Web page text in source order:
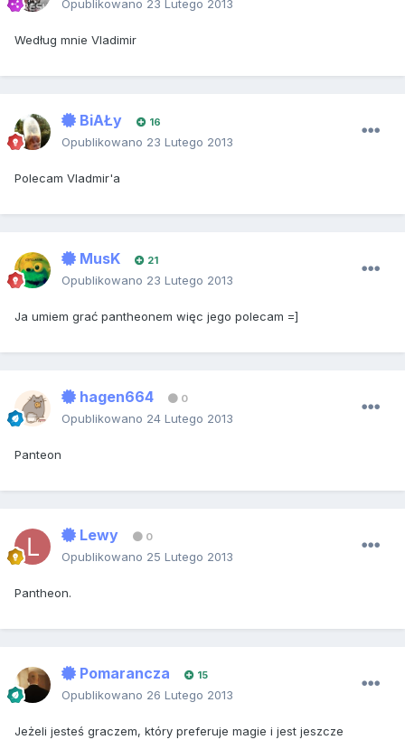
Opublikowano 23 Lutego 2013
Według mnie Vladimir
BiAŁy 16
Opublikowano 23 Lutego 2013
Polecam Vladmir'a
MusK 21
Opublikowano 23 Lutego 2013
Ja umiem grać pantheonem więc jego polecam =]
hagen664 0
Opublikowano 24 Lutego 2013
Panteon
Lewy 0
Opublikowano 25 Lutego 2013
Pantheon.
Pomarancza 15
Opublikowano 26 Lutego 2013
Jeżeli jesteś graczem, który preferuje magie i jest jeszcze